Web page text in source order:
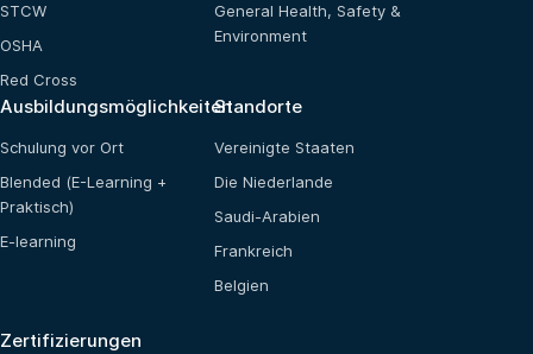
STCW
OSHA
Red Cross
General Health, Safety &
Environment
Ausbildungsmöglichkeiten
Schulung vor Ort
Blended (E-Learning +
Praktisch)
E-learning
Standorte
Vereinigte Staaten
Die Niederlande
Saudi-Arabien
Frankreich
Belgien
Zertifizierungen